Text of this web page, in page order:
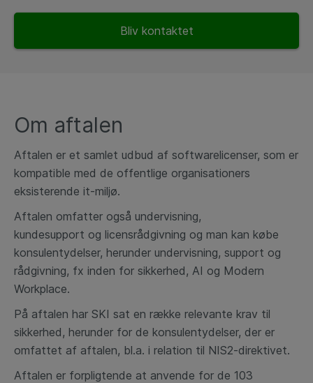
Bliv kontaktet
Om aftalen​​
Aftalen er et samlet udbud af softwarelicenser, som er
kompatible med de offentlige organisationers
eksisterende it-miljø.
Aftalen omfatter også undervisning,
kundesupport og licensrådgivning og man kan købe
konsulentydelser, herunder undervisning, support og
rådgivning, fx inden for sikkerhed, AI og Modern
Workplace.
På aftalen har SKI sat en række relevante krav til
sikkerhed, herunder for de konsulentydelser, der er
omfattet af aftalen, bl.a. i relation til NIS2-direktivet.
Aftalen er forpligtende at anvende for de 103